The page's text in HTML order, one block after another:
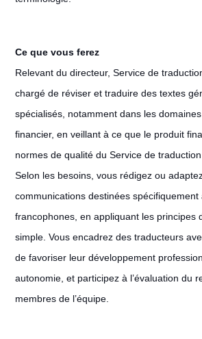
Ce que vous ferez
Relevant du directeur, Service de
chargé de réviser et traduire des textes
spécialisés, notamment dans les
financier, en veillant à ce que le produit
normes de qualité du Service de traduction
Selon les besoins, vous rédigez ou
communications destinées spécifiquement
francophones, en appliquant les principes
simple. Vous encadrez des traducteurs
de favoriser leur développement
autonomie, et participez à l’évaluation du
membres de l’équipe.